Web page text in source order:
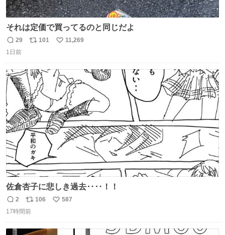
それは定価で買ってるのと同じだよ
返
信
29
リ
ト
数
101
い
数
11,269
1日前
佐倉杏子に悲しき過去‥‥！！
返
信
2
リ
ポ
106
い
587
17時間前